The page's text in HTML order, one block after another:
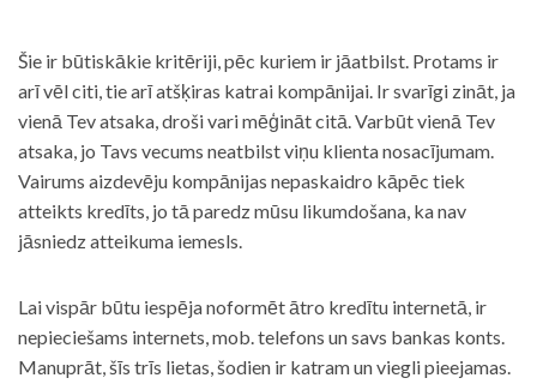
Šie ir būtiskākie kritēriji, pēc kuriem ir jāatbilst. Protams ir
arī vēl citi, tie arī atšķiras katrai kompānijai. Ir svarīgi zināt, ja
vienā Tev atsaka, droši vari mēģināt citā. Varbūt vienā Tev
atsaka, jo Tavs vecums neatbilst viņu klienta nosacījumam.
Vairums aizdevēju kompānijas nepaskaidro kāpēc tiek
atteikts kredīts, jo tā paredz mūsu likumdošana, ka nav
jāsniedz atteikuma iemesls.
Lai vispār būtu iespēja noformēt ātro kredītu internetā, ir
nepieciešams internets, mob. telefons un savs bankas konts.
Manuprāt, šīs trīs lietas, šodien ir katram un viegli pieejamas.